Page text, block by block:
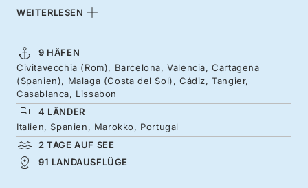
Charme vergangener Zeiten, gemeinsames
seiner authentischsten Form. Nehmen Sie von
Rom aus Kurs auf Barcelonas Freiluftkunst
und seine surreale Architektur. Probieren Sie
Paella Valenciana und ergründen Sie die
römischen Wurzeln Cartagenas, bevor Sie das
künstlerische Málaga – den Geburtsort von
WEITERLESEN
9 HÄFEN
Civitavecchia (Rom), Barcelona, Valencia, Cartagena
(Spanien), Malaga (Costa del Sol), Cádiz, Tangier,
Casablanca, Lissabon
4 LÄNDER
Italien, Spanien, Marokko, Portugal
2 TAGE AUF SEE
91 LANDAUSFLÜGE